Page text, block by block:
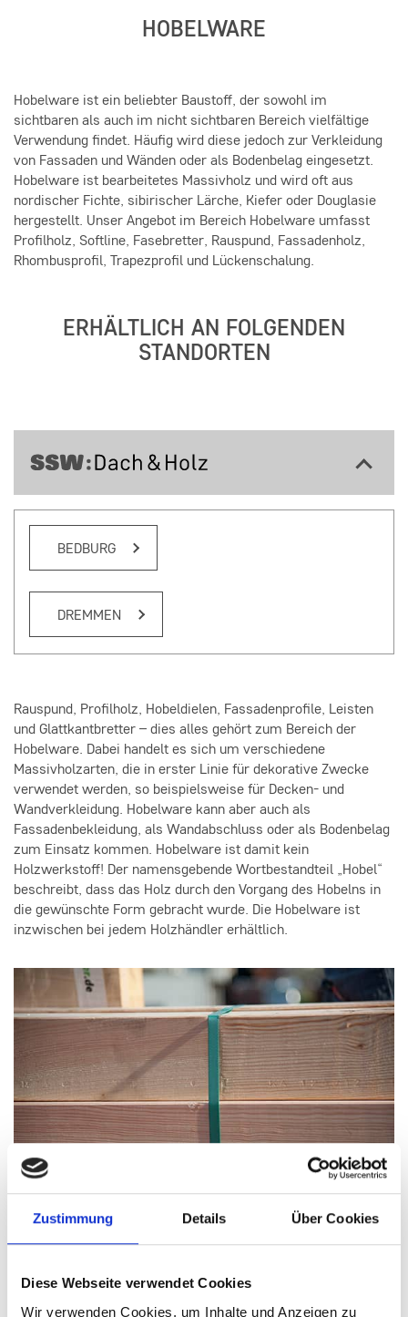
Zustimmung Details Über Cookies
Diese Webseite verwendet Cookies
Wir verwenden Cookies, um Inhalte und Anzeigen zu
HOBELWARE
Hobelware ist ein beliebter Baustoff, der sowohl im
sichtbaren als auch im nicht sichtbaren Bereich vielfältige
Verwendung findet. Häufig wird diese jedoch zur Verkleidung
von Fassaden und Wänden oder als Bodenbelag eingesetzt.
Hobelware ist bearbeitetes Massivholz und wird oft aus
nordischer Fichte, sibirischer Lärche, Kiefer oder Douglasie
hergestellt. Unser Angebot im Bereich Hobelware umfasst
Profilholz, Softline, Fasebretter, Rauspund, Fassadenholz,
Rhombusprofil, Trapezprofil und Lückenschalung.
ERHÄLTLICH AN FOLGENDEN
STANDORTEN
BEDBURG
DREMMEN
Rauspund, Profilholz, Hobeldielen, Fassadenprofile, Leisten
und Glattkantbretter – dies alles gehört zum Bereich der
Hobelware. Dabei handelt es sich um verschiedene
Massivholzarten, die in erster Linie für dekorative Zwecke
verwendet werden, so beispielsweise für Decken- und
Wandverkleidung. Hobelware kann aber auch als
Fassadenbekleidung, als Wandabschluss oder als Bodenbelag
zum Einsatz kommen. Hobelware ist damit kein
Holzwerkstoff! Der namensgebende Wortbestandteil „Hobel“
beschreibt, dass das Holz durch den Vorgang des Hobelns in
die gewünschte Form gebracht wurde. Die Hobelware ist
inzwischen bei jedem Holzhändler erhältlich.